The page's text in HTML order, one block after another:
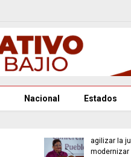
Nacional Estados
agilizar la
modernizar